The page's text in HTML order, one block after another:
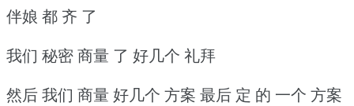
伴娘 都 齐 了
我们 秘密 商量 了 好几个 礼拜
然后 我们 商量 好几个 方案 最后 定 的 一个 方案